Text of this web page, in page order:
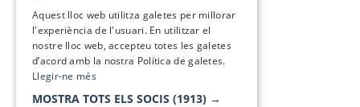
Aquest lloc web utilitza galetes per millorar
l'experiència de l'usuari. En utilitzar el
nostre lloc web, accepteu totes les galetes
d’acord amb la nostra Política de galetes.
Llegir-ne més
MOSTRA TOTS ELS SOCIS (1913) →